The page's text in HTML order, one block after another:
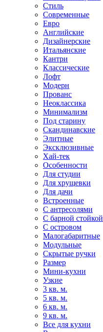
Стиль
Современные
Евро
Английские
Дизайнерские
Итальянские
Кантри
Классические
Лофт
Модерн
Прованс
Неоклассика
Минимализм
Под старину
Скандинавские
Элитные
Эксклюзивные
Хай-тек
Особенности
Для студии
Для хрущевки
Для дачи
Встроенные
С антресолями
С барной стойкой
С островом
Малогабаритные
Модульные
Скрытые ручки
Размер
Мини-кухни
Узкие
3 кв. м.
5 кв. м.
6 кв. м.
9 кв. м.
Все для кухни